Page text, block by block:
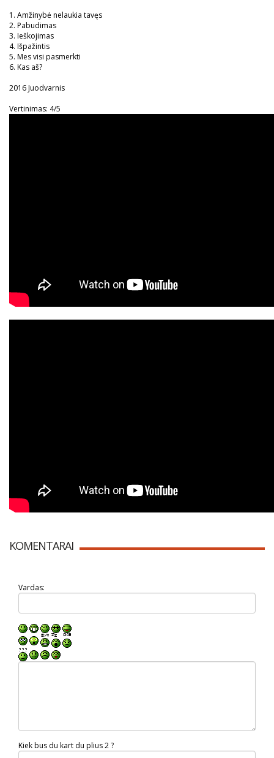
1. Amžinybė nelaukia tavęs
2. Pabudimas
3. Ieškojimas
4. Išpažintis
5. Mes visi pasmerkti
6. Kas aš?
2016 Juodvarnis
Vertinimas: 4/5
KOMENTARAI
Vardas:
Kiek bus du kart du plius 2 ?